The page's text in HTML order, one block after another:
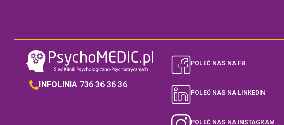
INFOLINIA 736 36 36 36
POLEĆ NAS NA FB
POLEĆ NAS NA LINKEDIN
POLEĆ NAS NA INSTAGRAM